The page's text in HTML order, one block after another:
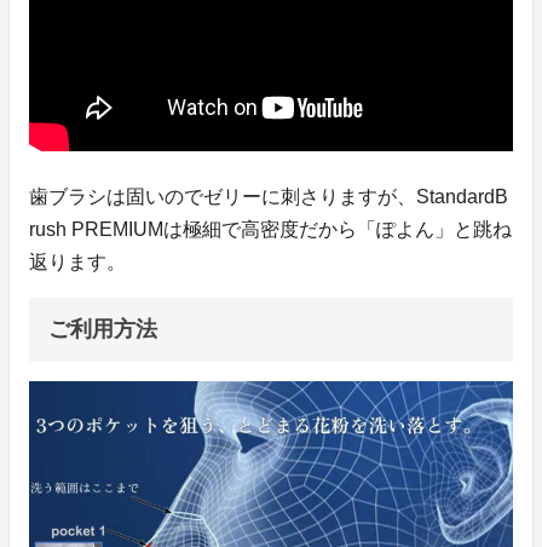
歯ブラシは固いのでゼリーに刺さりますが、StandardB
rush PREMIUMは極細で高密度だから「ぽよん」と跳ね
返ります。
ご利用方法